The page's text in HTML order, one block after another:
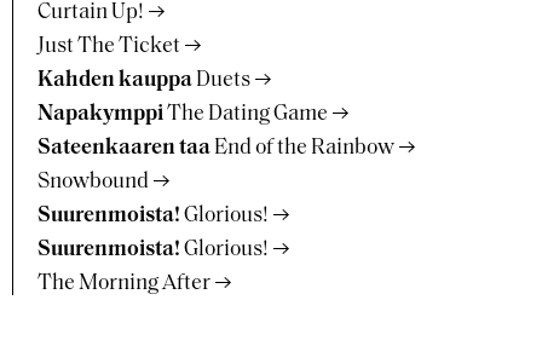
Curtain Up!
Just The Ticket
Kahden kauppa Duets
NapakymppiThe Dating Game
Sateenkaaren taa End of the Rainbow
Snowbound
Suurenmoista! Glorious!
Suurenmoista! Glorious!
The Morning After